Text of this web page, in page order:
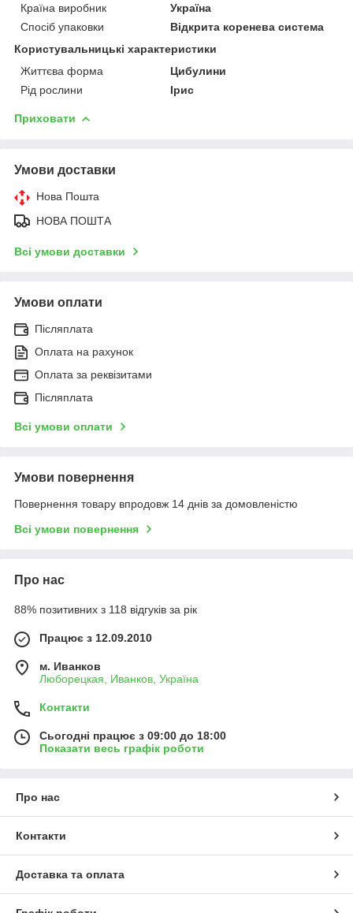
Країна виробник
Україна
Спосіб упаковки
Відкрита коренева система
Користувальницькі характеристики
Життєва форма
Цибулини
Рід рослини
Ірис
Приховати
Умови доставки
Нова Пошта
НОВА ПОШТА
Всі умови доставки
Умови оплати
Післяплата
Оплата на рахунок
Оплата за реквізитами
Післяплата
Всі умови оплати
Умови повернення
Повернення товару впродовж 14 днів за домовленістю
Всі умови повернення
Про нас
88% позитивних з 118 відгуків за рік
Працює з 12.09.2010
м. Иванков
Люборецкая, Иванков, Україна
Контакти
Сьогодні працює з 09:00 до 18:00
Показати весь графік роботи
Про нас
Контакти
Доставка та оплата